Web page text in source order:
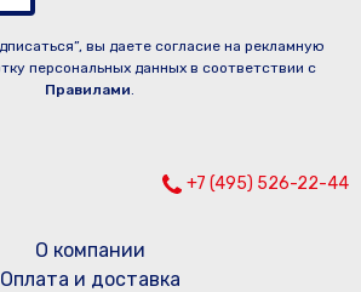
вы даете согласие на рекламную
персональных данных в соответствии с
Правилами.
+7 (495) 526-22-44
О компании
Оплата и доставка